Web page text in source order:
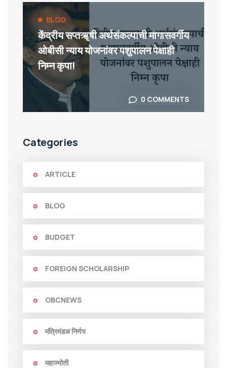
BLOG
केंद्रीय सप्तॠषी अर्थसंकल्पाची मागासवर्गीय
ओबीसी न्याय योजनांवर पशुपालन पेक्षाही
निम्न कृपा!
0 COMMENTS
Categories
ARTICLE
BLOG
BUDGET
FOREIGN SCHOLARSHIP
OBCNEWS
मंत्रिमंडळ निर्णय
महाज्योती